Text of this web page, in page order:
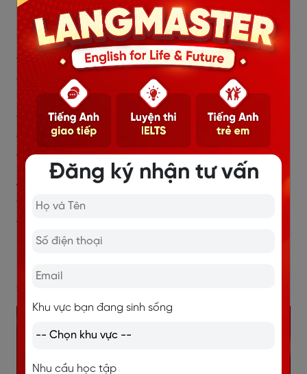
thích làm gì cùng nhau?)
B : We love to travel together. Every summer, we try to
visit a new place. Last year, we went to the mountains,
and this year, we’re planning a beach vacation.
(Chúng tôi thích đi du lịch cùng nhau. Mỗi mùa hè,
chúng tôi cố gắng đến thăm một địa điểm mới. Năm
ngoái, chúng tôi đi lên núi, và năm nay, chúng tôi đang
lên kế hoạch đi biển).
A
: That sounds amazing! It must be great to have such
close family bonds.
mối quan hệ gia đình thân thiết như vậy rất tuyệt vời).
: Definitely! Spending time with family is very
gia đình là điều rất quan trọng với chúng tôi.)
Đăng ký nhận tư vấn
Khu vực bạn đang sinh sống
Nhu cầu học tập